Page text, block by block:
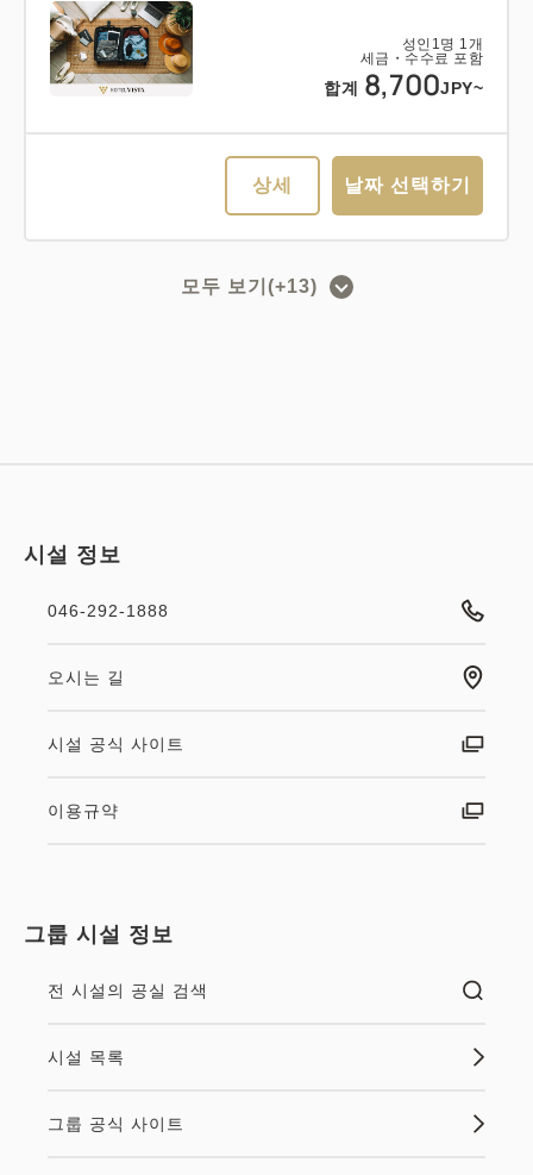
성인 1명 1개
세금・수수료 포함
합계 8,700JPY~
상세 날짜 선택하기
JPY~
in 15:00~ / out 10:00까지
1인 여행・비즈니스
≪공식 사이트 한정≫【연박 할인 /
식포함）
모두 보기(+13)
시설 정보
046-292-1888
오시는 길
시설 공식 사이트
이용규약
그룹 시설 정보
전 시설의 공실 검색
시설 목록
그룹 공식 사이트